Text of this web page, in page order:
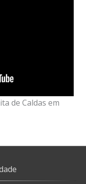
de Caldas em